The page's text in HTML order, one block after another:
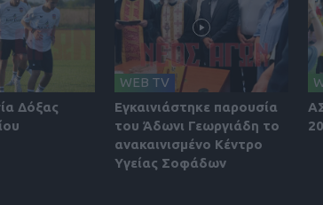
Δόξας
WEB TV
Εγκαινιάστηκε παρουσία
του Άδωνι Γεωργιάδη το
ανακαινισμένο Κέντρο
Υγείας Σοφάδων